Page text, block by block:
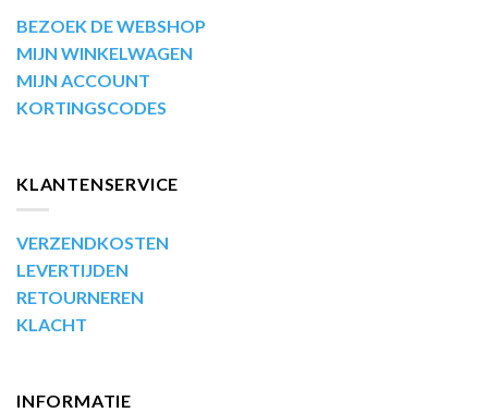
BEZOEK DE WEBSHOP
MIJN WINKELWAGEN
MIJN ACCOUNT
KORTINGSCODES
KLANTENSERVICE
VERZENDKOSTEN
LEVERTIJDEN
RETOURNEREN
KLACHT
INFORMATIE